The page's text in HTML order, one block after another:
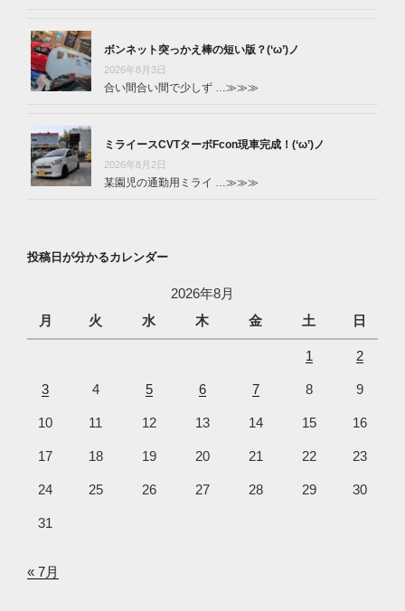
ボンネット突っかえ棒の短い版？(‘ω’)ノ
2026年8月3日
合い間合い間で少しず …≫≫≫
ミライースCVTターボFcon現車完成！(‘ω’)ノ
2026年8月2日
某園児の通勤用ミライ …≫≫≫
投稿日が分かるカレンダー
2026年8月
月
火 水 木 金 土 日
1 2
3 4 5 6 7 8 9
10 11 12 13 14 15 16
17 18 19 20 21 22 23
24 25 26 27 28 29 30
31
« 7月